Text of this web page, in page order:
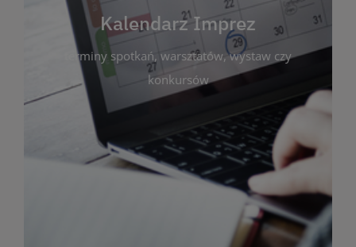
Kalendarz Imprez
terminy spotkań, warsztatów, wystaw czy
konkursów
spotkań, warsztatów, wystaw czy konkursów.
Dzięki przejrzystemu kalendarzowi łatwo
zaplanujesz udział w interesujących Cię
wydarzeniach. Aktualizujemy harmonogram na
bieżąco, by zawsze był zgodny z planem pracy
biblioteki. Zapraszamy do śledzenia i uczestnictwa
w życiu kulturalnym miasta!
WIĘCEJ